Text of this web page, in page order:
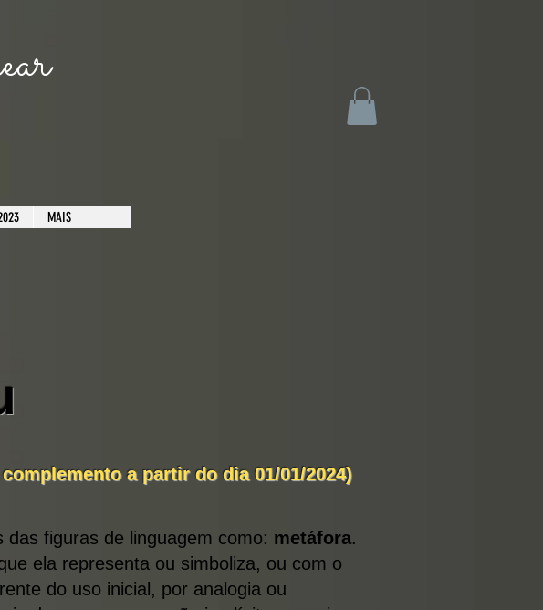
MAIS
a partir do dia 01/01/2024)
figuras de linguagem como: metáfora.
ela representa ou simboliza, ou com o
do uso inicial, por analogia ou